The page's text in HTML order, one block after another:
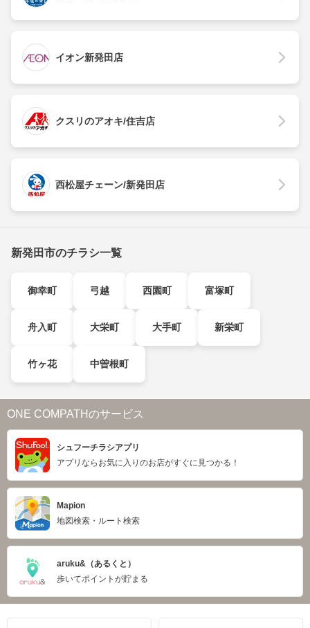
イオン新発田店
クスリのアオキ/住吉店
西松屋チェーン/新発田店
新発田市のチラシ一覧
御幸町 弓越 西園町 富塚町
舟入町 大栄町 大手町 新栄町
竹ヶ花 中曽根町
ONE COMPATHのサービス
シュフーチラシアプリ
アプリならお気に入りのお店がすぐに見つかる！
Mapion
地図検索・ルート検索
aruku&（あるくと）
歩いてポイントが貯まる